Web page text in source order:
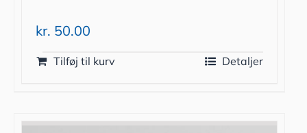
kr. 50.00
Tilføj til kurv Detaljer